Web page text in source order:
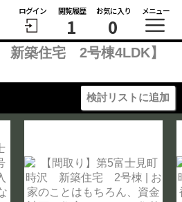
ログイン 閲覧履歴
1
お気に入り
0
メニュー
新築住宅 2号棟4LDK】
検討リストに追加